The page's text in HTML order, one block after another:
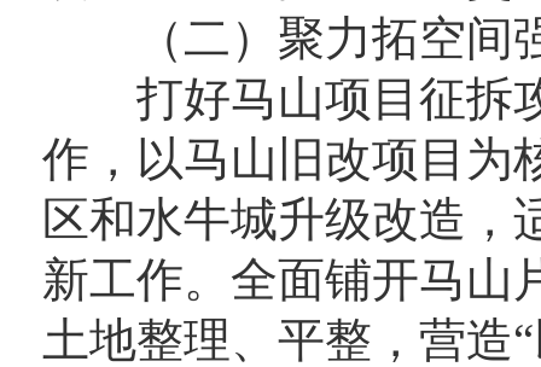
（二）聚力拓空间强
打好马山项目征拆
作，以马山旧改项目为
区和水牛城升级改造，
新工作。全面铺开马山
土地整理、平整，营造